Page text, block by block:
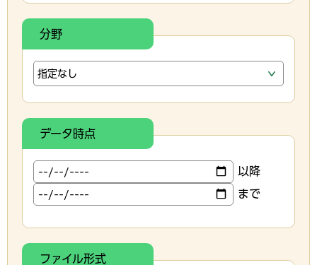
分野
データ時点
以降
まで
ファイル形式